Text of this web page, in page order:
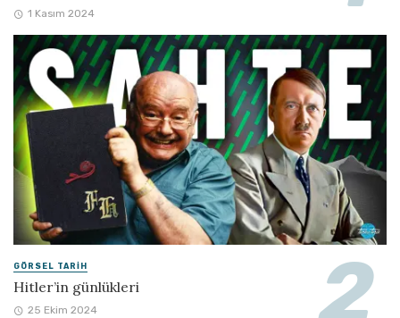
1 Kasım 2024
GÖRSEL TARIH
Hitler’in günlükleri
25 Ekim 2024